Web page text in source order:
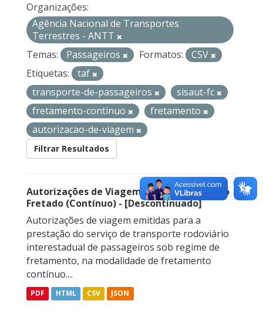
Organizações:
Agência Nacional de Transportes
Terrestres - ANTT
Temas:
Passageiros Formatos:
CSV
Etiquetas:
taf
transporte-de-passageiros
sisaut-fc
fretamento-continuo
fretamento
autorizacao-de-viagem
Filtrar Resultados
Autorizações de Viagem Nacional – Serviço
Fretado (Contínuo) - [Descontinuado]
Autorizações de viagem emitidas para a
prestação do serviço de transporte rodoviário
interestadual de passageiros sob regime de
fretamento, na modalidade de fretamento
contínuo....
PDF HTML CSV JSON